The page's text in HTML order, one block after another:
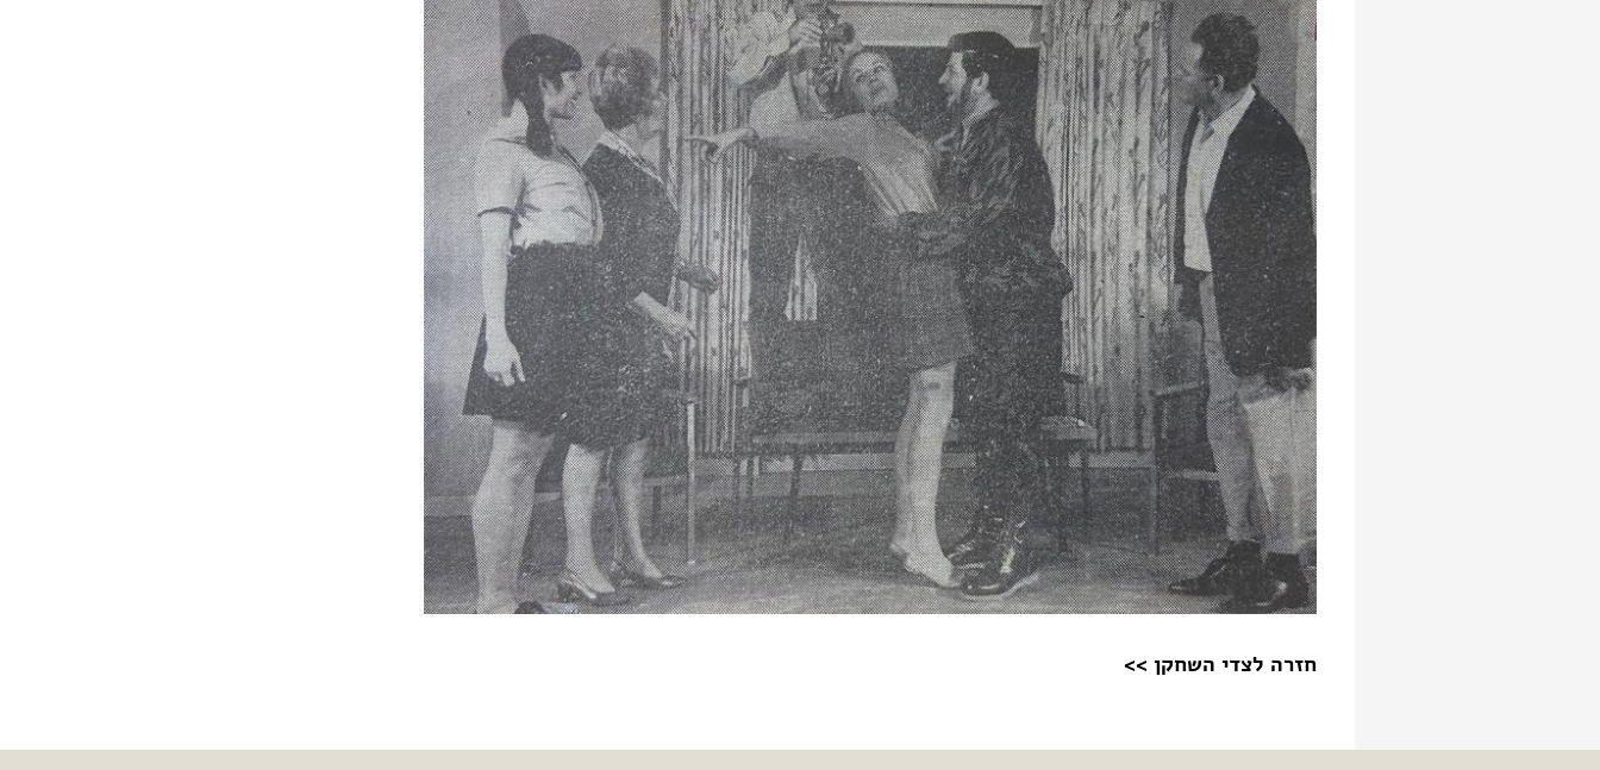
חזרה לצדי השחקן >>